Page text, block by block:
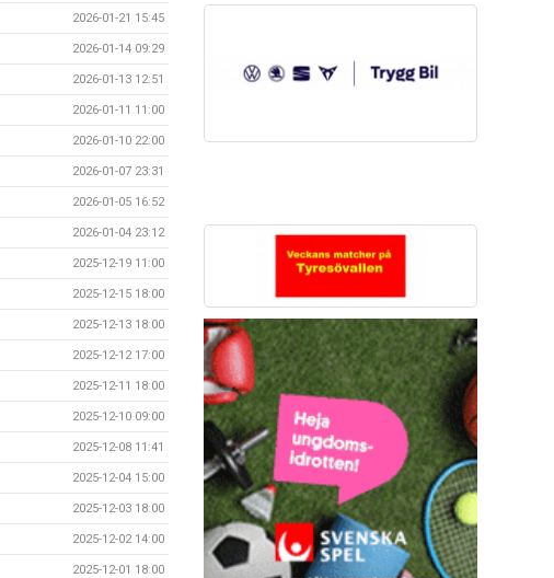
2026-01-21 15:45
2026-01-14 09:29
2026-01-13 12:51
2026-01-11 11:00
2026-01-10 22:00
2026-01-07 23:31
2026-01-05 16:52
2026-01-04 23:12
2025-12-19 11:00
2025-12-15 18:00
2025-12-13 18:00
2025-12-12 17:00
2025-12-11 18:00
2025-12-10 09:00
2025-12-08 11:41
2025-12-04 15:00
2025-12-03 18:00
2025-12-02 14:00
2025-12-01 18:00